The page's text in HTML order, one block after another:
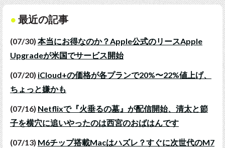
最近の記事
(07/30) 本当にお得なのか？Apple公式のリースApple
Upgradeが米国でサービス開始
(07/20) iCloud+の価格が各プランで20%〜22%値上げ、
ちょっと嫌かも
(07/16) Netflixで『火垂るの墓』が配信開始、清太と節
子を横穴に追いやったのは西宮のおばはんです
(07/13) M6チップ搭載Macはハズレ？すぐに次世代のM7